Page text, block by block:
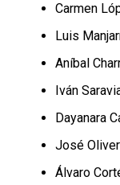
Carmen
Luis
Aníbal
Iván
Dayanara
José
Álvaro